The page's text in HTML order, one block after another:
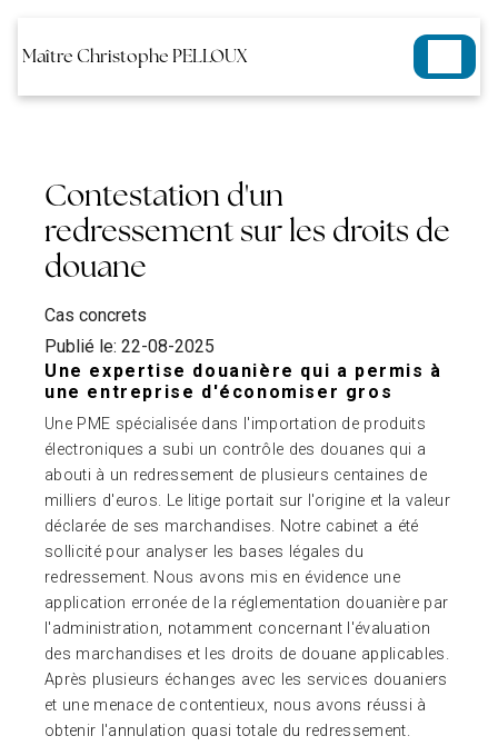
Maître Christophe PELLOUX
Contestation d'un
redressement sur les droits de
douane
Cas concrets
Publié le: 22-08-2025
Une expertise douanière qui a permis à
une entreprise d'économiser gros
Une PME spécialisée dans l'importation de produits
électroniques a subi un contrôle des douanes qui a
abouti à un redressement de plusieurs centaines de
milliers d'euros. Le litige portait sur l'origine et la valeur
déclarée de ses marchandises. Notre cabinet a été
sollicité pour analyser les bases légales du
redressement. Nous avons mis en évidence une
application erronée de la réglementation douanière par
l'administration, notamment concernant l'évaluation
des marchandises et les droits de douane applicables.
Après plusieurs échanges avec les services douaniers
et une menace de contentieux, nous avons réussi à
obtenir l'annulation quasi totale du redressement.